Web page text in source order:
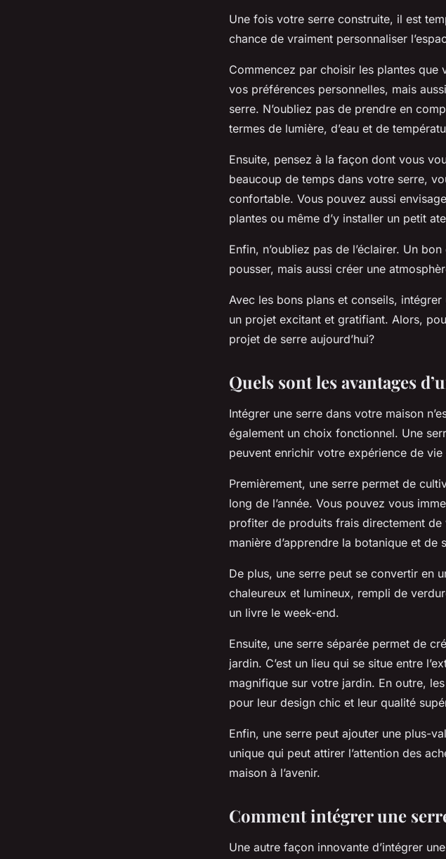
Une fois votre serre construite, il est
chance de vraiment personnaliser
Commencez par choisir les plantes
vos préférences personnelles, mais
serre. N’oubliez pas de prendre en
termes de lumière, d’eau et de
Ensuite, pensez à la façon dont vous
beaucoup de temps dans votre serre,
confortable. Vous pouvez aussi
plantes ou même d’y installer un petit
Enfin, n’oubliez pas de l’éclairer. Un
pousser, mais aussi créer une
Avec les bons plans et conseils,
un projet excitant et gratifiant. Alors,
projet de serre aujourd’hui?
Quels sont les avantages
Intégrer une serre dans votre maison
également un choix fonctionnel. Une
peuvent enrichir votre expérience de
Premièrement, une serre permet de
long de l’année. Vous pouvez vous
profiter de produits frais directement de
manière d’apprendre la botanique et de
De plus, une serre peut se convertir en
chaleureux et lumineux, rempli de
un livre le week-end.
Ensuite, une serre séparée permet de
jardin. C’est un lieu qui se situe entre
magnifique sur votre jardin. En outre,
pour leur design chic et leur qualité
Enfin, une serre peut ajouter une plus-
unique qui peut attirer l’attention des
maison à l’avenir.
Comment intégrer une
Une autre façon innovante d’intégrer